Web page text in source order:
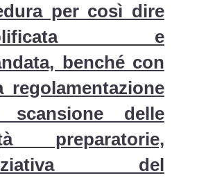
per così dire
e
benché con
regolamentazione
scansione delle
preparatorie,
del